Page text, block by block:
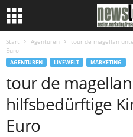
Start Agenturen
tour de magellan
Euro
AGENTUREN LIVEWELT MARKETING
tour de
hilfsbedürftige
Euro